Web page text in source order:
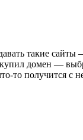
такие
домен —
то получится с